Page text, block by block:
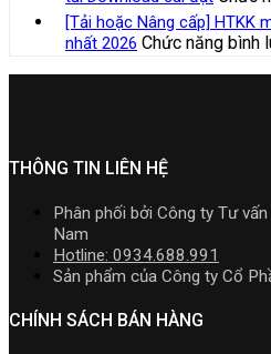
mềm
Kế
toán
MISA
nghiệp
nhất
mới
2026
[Tải hoặc Nâng cấp] HTKK
nhất 2026 Chức năng bình
THÔNG TIN LIÊN HỆ
Phân phối bởi Công ty Tư
Nam
Hotline: 0934.688.991
Sản phẩm của Công ty Cổ
CHÍNH SÁCH BÁN HÀNG